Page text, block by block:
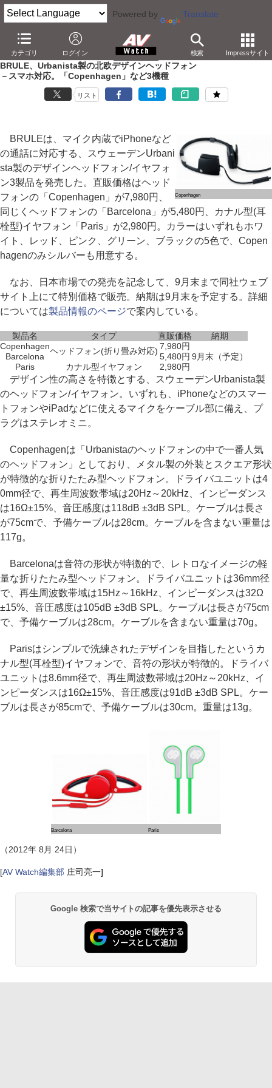
Powered by Translate
カテゴリ ログイン 検索 Impressサイト
AV Watch 製品
ヘッドフォン
BRULE、Urbanista製の北欧デザインヘッドフォン
－スマホ対応。「Copenhagen」など3機種
リスト
Copenhagen
BRULEは、マイク内蔵でiPhoneなど
の通話に対応する、スウェーデンUrbani
sta製のデザインヘッドフォン/イヤフォ
ン3製品を発売した。直販価格はヘッド
フォンの「Copenhagen」が7,980円、
同じくヘッドフォンの「Barcelona」が5,480円、カナル型(耳
栓型)イヤフォン「Paris」が2,980円。カラーはいずれもホワ
イト、レッド、ピンク、グリーン、ブラックの5色で、Copen
hagenのみシルバーも用意する。
なお、日本市場での発売を記念して、9月末まで同社ウェブ
サイト上にて特別価格で販売。納期は9月末を予定する。詳細
については製品情報のページで案内している。
製品名 タイプ 直販価格
納期
Copenhagenヘッドフォン(折り畳み対応) 7,980円
9月末（予定）
Barcelona
5,480円
Paris
カナル型イヤフォン 2,980円
デザイン性の高さを特徴とする、スウェーデンUrbanista製
のヘッドフォン/イヤフォン。いずれも、iPhoneなどのスマー
トフォンやiPadなどに使えるマイクをケーブル部に備え、プ
ラグはステレオミニ。
Copenhagenは「Urbanistaのヘッドフォンの中で一番人気
のヘッドフォン」としており、メタル製の外装とスクエア形状
が特徴的な折りたたみ型ヘッドフォン。ドライバユニットは4
0mm径で、再生周波数帯域は20Hz～20kHz、インピーダンス
は16Ω±15%、音圧感度は118dB ±3dB SPL。ケーブルは長さ
が75cmで、予備ケーブルは28cm。ケーブルを含まない重量は
117g。
Barcelonaは音符の形状が特徴的で、レトロなイメージの軽
量な折りたたみ型ヘッドフォン。ドライバユニットは36mm径
で、再生周波数帯域は15Hz～16kHz、インピーダンスは32Ω
±15%、音圧感度は105dB ±3dB SPL。ケーブルは長さが75cm
で、予備ケーブルは28cm。ケーブルを含まない重量は70g。
Parisはシンプルで洗練されたデザインを目指したというカ
ナル型(耳栓型)イヤフォンで、音符の形状が特徴的。ドライバ
ユニットは8.6mm径で、再生周波数帯域は20Hz～20kHz、イ
ンピーダンスは16Ω±15%、音圧感度は91dB ±3dB SPL。ケー
ブルは長さが85cmで、予備ケーブルは30cm。重量は13g。
Barcelona Paris
（2012年 8月 24日）
[AV Watch編集部 庄司亮一]
Google 検索で当サイトの記事を優先表示させる